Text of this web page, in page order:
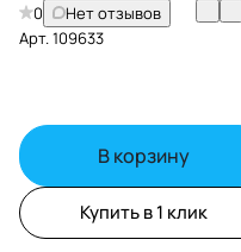
0
Нет отзывов
Арт.109633
В корзину
Купить в 1 клик